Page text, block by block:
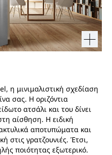
η μινιμαλιστική σχεδίαση
σας. Η οριζόντια
ατσάλι και του δίνει
αίσθηση. Η ειδική
αποτυπώματα και
στις γρατζουνιές. Έτσι,
ποιότητας εξωτερικό.